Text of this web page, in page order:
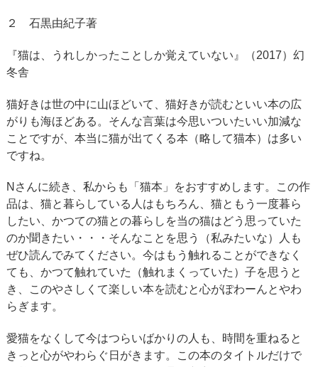
２ 石黒由紀子著
『猫は、うれしかったことしか覚えていない』（2017）幻
冬舎
猫好きは世の中に山ほどいて、猫好きが読むといい本の広
がりも海ほどある。そんな言葉は今思いついたいい加減な
ことですが、本当に猫が出てくる本（略して猫本）は多い
ですね。
Nさんに続き、私からも「猫本」をおすすめします。この作
品は、猫と暮らしている人はもちろん、猫ともう一度暮ら
したい、かつての猫との暮らしを当の猫はどう思っていた
のか聞きたい・・・そんなことを思う（私みたいな）人も
ぜひ読んでみてください。今はもう触れることができなく
ても、かつて触れていた（触れまくっていた）子を思うと
き、このやさしくて楽しい本を読むと心がぽわーんとやわ
らぎます。
愛猫をなくして今はつらいばかりの人も、時間を重ねると
きっと心がやわらぐ日がきます。この本のタイトルだけで